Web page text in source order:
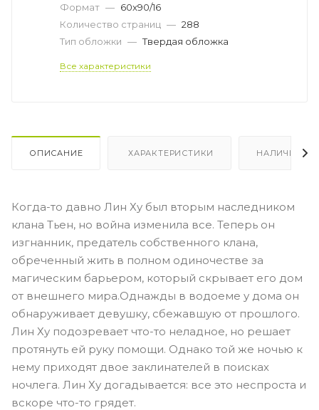
Формат — 60x90/16
Количество страниц — 288
Тип обложки — Твердая обложка
Все характеристики
ОПИСАНИЕ ХАРАКТЕРИСТИКИ НАЛИЧИЕ
Когда-то давно Лин Ху был вторым наследником
клана Тьен, но война изменила все. Теперь он
изгнанник, предатель собственного клана,
обреченный жить в полном одиночестве за
магическим барьером, который скрывает его дом
от внешнего мира.Однажды в водоеме у дома он
обнаруживает девушку, сбежавшую от прошлого.
Лин Ху подозревает что-то неладное, но решает
протянуть ей руку помощи. Однако той же ночью к
нему приходят двое заклинателей в поисках
ночлега. Лин Ху догадывается: все это неспроста и
вскоре что-то грядет.